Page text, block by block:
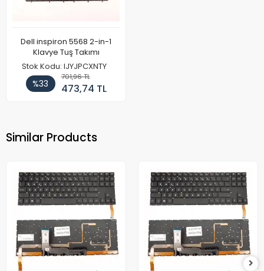
Dell inspiron 5568 2-in-1
Klavye Tuş Takımı
Stok Kodu: IJYJPCXNTY
%33
701,96 TL
473,74 TL
Similar Products